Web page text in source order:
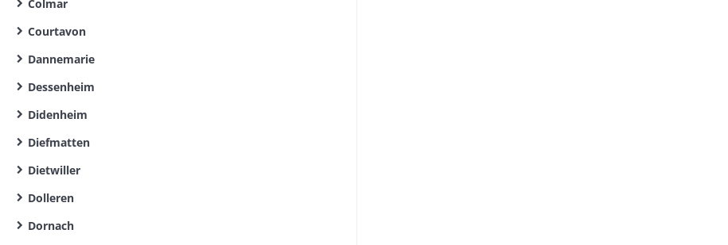
Colmar
Courtavon
Dannemarie
Dessenheim
Didenheim
Diefmatten
Dietwiller
Dolleren
Dornach